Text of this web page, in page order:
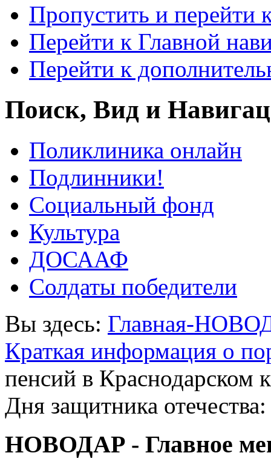
Пропустить и перейти
Перейти к Главной
Перейти к
Поиск, Вид и
Поликлиника онлайн
Подлинники!
Социальный фонд
Культура
ДОСААФ
Солдаты победители
Вы здесь: Главная-
Краткая информация о
пенсий в Краснодарском
Дня защитника
НОВОДАР - Главное